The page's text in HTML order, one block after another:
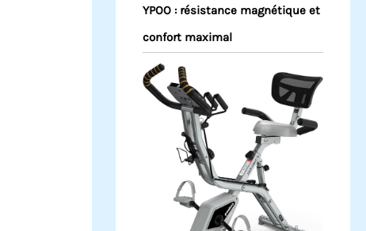
YPOO : résistance magnétique et
confort maximal